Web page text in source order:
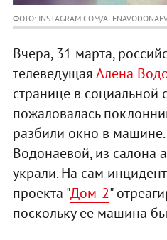
ФОТО: INSTAGRAM.COM/
Вчера, 31 марта,
телеведущаяАлена
странице в социальной
пожаловалась
разбили окно в
Водонаевой, из салона
украли. На сам
проекта "Дом-2"
поскольку ее машина